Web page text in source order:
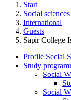
Start
Social sciences
International
Guests
Sapir College
Profile Social
Study
Social
Social